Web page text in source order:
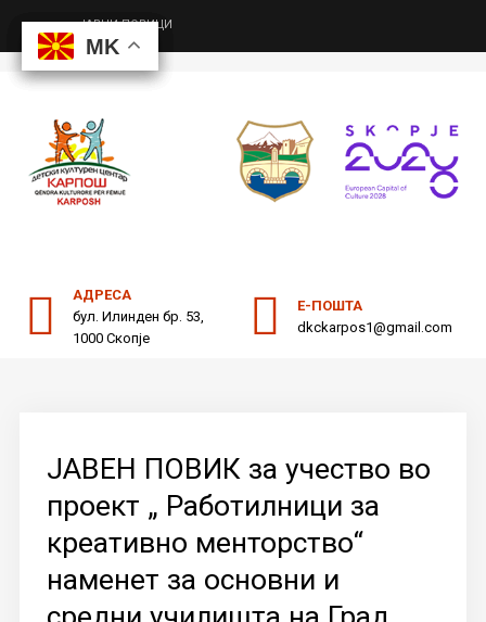
MK
MK
ДКЦ
ОДНОСИ СО ЈАВНОСТ
ЈАВНИ ПОВИЦИ
MK
MK
АДРЕСА
бул. Илинден бр. 53,
1000 Скопје
Е-ПОШТА
dkckarpos1@gmail.com
Пребарајте на нашата веб страна
ЈАВЕН ПОВИК за учество во
проект „ Работилници за
креативно менторство“
наменет за основни и